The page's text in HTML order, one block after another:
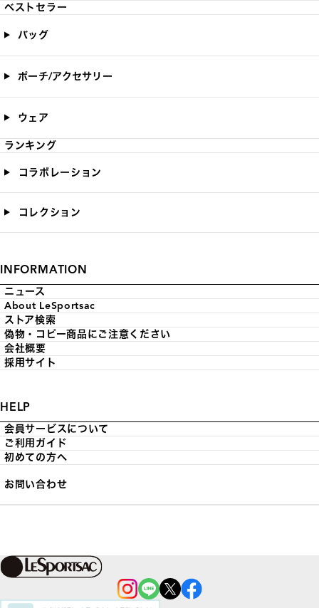
ベストセラー
バッグ
ポーチ/アクセサリー
ウェア
ランキング
コラボレーション
コレクション
INFORMATION
ニュース
About LeSportsac
ストア検索
偽物・コピー商品にご注意ください
会社概要
採用サイト
HELP
会員サービスについて
ご利用ガイド
初めての方へ
お問い合わせ